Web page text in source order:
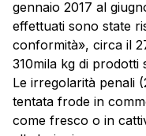
gennaio 2017 al
effettuati sono state
conformità», circa il
310mila kg di
Le irregolarità penali
tentata frode in
come fresco o in